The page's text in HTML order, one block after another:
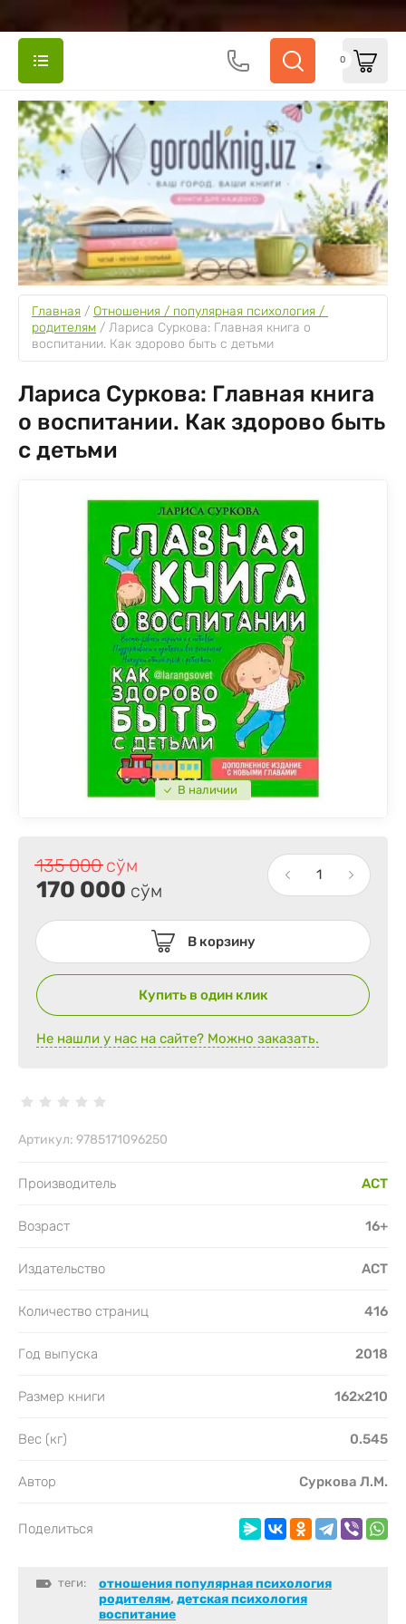
0
Главная / Отношения / популярная психология /
родителям / Лариса Суркова: Главная книга о
воспитании. Как здорово быть с детьми
Лариса Суркова: Главная книга
о воспитании. Как здорово быть
с детьми
В наличии
135 000сўм
170 000 сўм
В корзину
Купить в один клик
Не нашли у нас на сайте? Можно заказать.
Артикул: 9785171096250
Производитель АСТ
Возраст 16+
Издательство АСТ
Количество страниц 416
Год выпуска 2018
Размер книги 162х210
Вес (кг) 0.545
Автор Суркова Л.М.
Поделиться
теги:
отношения популярная психология
родителям, детская психология
воспитание